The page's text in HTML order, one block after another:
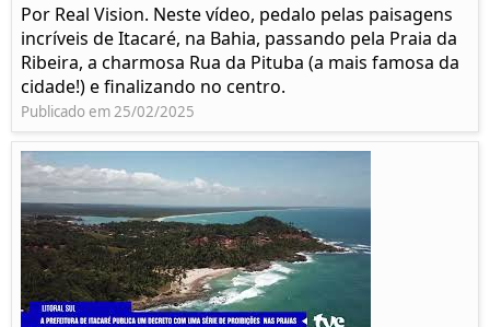
Por Real Vision. Neste vídeo, pedalo pelas paisagens
incríveis de Itacaré, na Bahia, passando pela Praia da
Ribeira, a charmosa Rua da Pituba (a mais famosa da
cidade!) e finalizando no centro.
Publicado em 25/02/2025